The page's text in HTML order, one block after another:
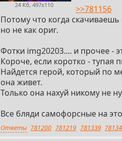
24 Кб, 497x110
>>781156
Потому что когда
но не как ориг.
Фотки img20203.... и прочее -
Короче, если коротко - тупая
Найдется герой, который по
она живет.
Только она нахуй никому не
Все бляди самофорсные на
Ответы 781200 781219 781339